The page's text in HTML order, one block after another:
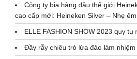
Công ty bia hàng đầu thế giới
cao cấp mới: Heineken Silver – Nhẹ
ELLE FASHION SHOW 2023 quy tụ
Đầy rẫy chiêu trò lừa đảo làm